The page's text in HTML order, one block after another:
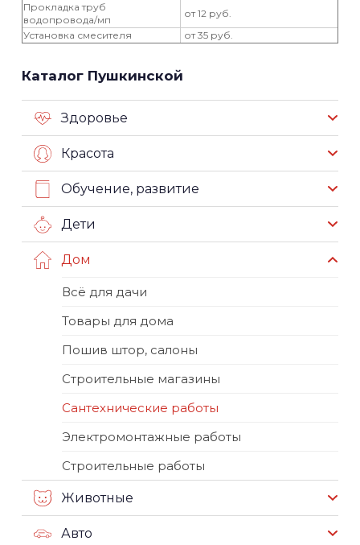
Прокладка труб
водопровода/мп
от 12 руб.
Установка смесителя
от 35 руб.
Каталог Пушкинской
Здоровье
Красота
Обучение, развитие
Дети
Дом
Всё для дачи
Товары для дома
Пошив штор, салоны
Строительные магазины
Сантехнические работы
Электромонтажные работы
Строительные работы
Животные
Авто